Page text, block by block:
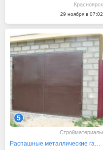
Красноярск
29 ноября в 07:02
5
Стройматериалы
Распашные металлические гаражные ворота, недорого